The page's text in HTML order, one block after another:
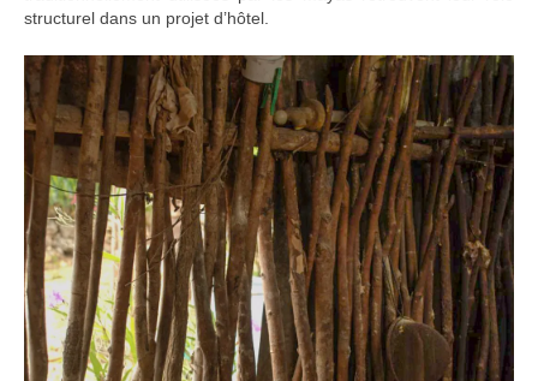
structurel dans un projet d’hôtel.